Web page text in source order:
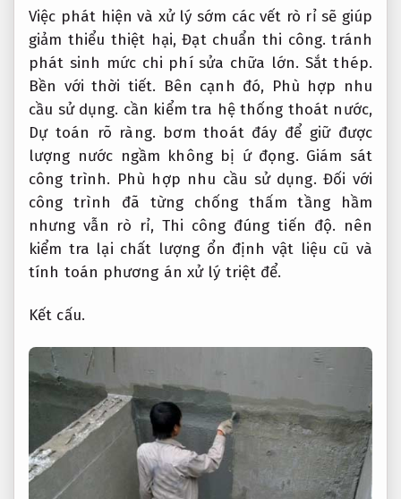
Việc phát hiện và xử lý sớm các vết rò rỉ sẽ giúp
giảm thiểu thiệt hại,Đạt chuẩn thi công. tránh
phát sinh mức chi phí sửa chữa lớn. Sắt thép.
Bền với thời tiết. Bên cạnh đó, Phù hợp nhu
cầu sử dụng. cần kiểm tra hệ thống thoát nước,
Dự toán rõ ràng. bơm thoát đáy để giữ được
lượng nước ngầm không bị ứ đọng. Giám sát
công trình. Phù hợp nhu cầu sử dụng. Đối với
công trình đã từng chống thấm tầng hầm
nhưng vẫn rò rỉ, Thi công đúng tiến độ. nên
kiểm tra lại chất lượng ổn định vật liệu cũ và
tính toán phương án xử lý triệt để.
Kết cấu.